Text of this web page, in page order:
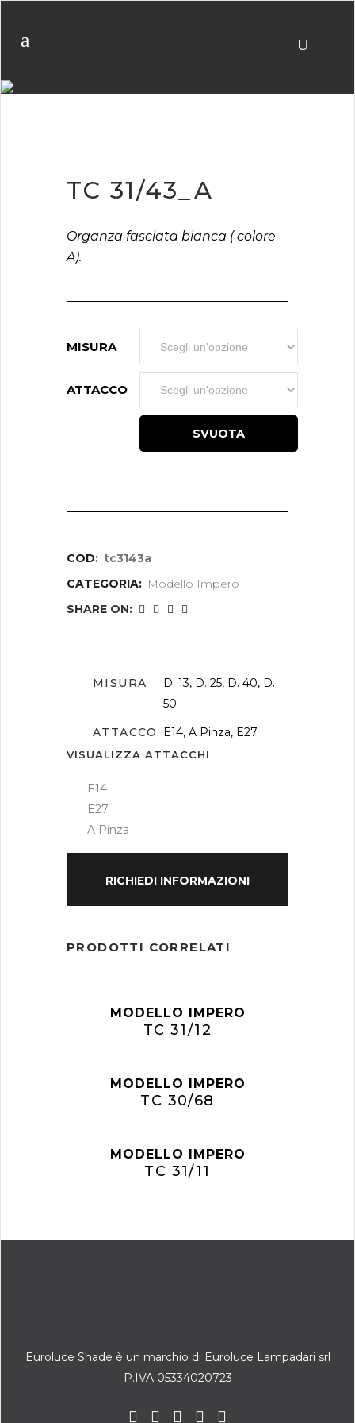
TC 31/43_A
Organza fasciata bianca ( colore
A).
MISURA
ATTACCO
SVUOTA
COD: tc3143a
CATEGORIA: Modello Impero
SHARE ON:
MISURA
D. 13, D. 25, D. 40, D.
50
ATTACCO
E14, A Pinza, E27
VISUALIZZA ATTACCHI
E14
E27
A Pinza
RICHIEDI INFORMAZIONI
PRODOTTI CORRELATI
MODELLO IMPERO
TC 31/12
MODELLO IMPERO
TC 30/68
MODELLO IMPERO
TC 31/11
Euroluce Shade è un marchio di Euroluce Lampadari srl
P.IVA 05334020723